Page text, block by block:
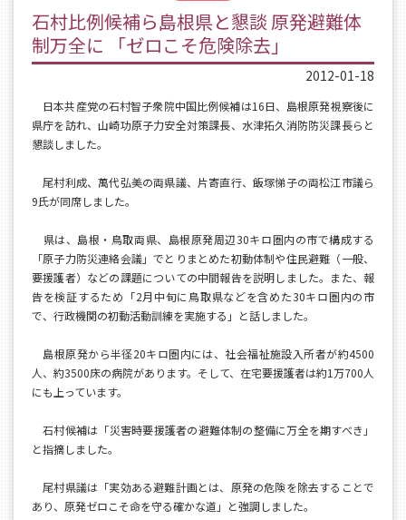
石村比例候補ら島根県と懇談 原発避難体
制万全に 「ゼロこそ危険除去」
2012-01-18
日本共産党の石村智子衆院中国比例候補は16日、島根原発視察後に
県庁を訪れ、山崎功原子力安全対策課長、水津拓久消防防災課長らと
懇談しました。
尾村利成、萬代弘美の両県議、片寄直行、飯塚悌子の両松江市議ら
9氏が同席しました。
県は、島根・鳥取両県、島根原発周辺30キロ圏内の市で構成する
「原子力防災連絡会議」でとりまとめた初動体制や住民避難（一般、
要援護者）などの課題についての中間報告を説明しました。また、報
告を検証するため「2月中旬に鳥取県などを含めた30キロ圏内の市
で、行政機関の初動活動訓練を実施する」と話しました。
島根原発から半径20キロ圏内には、社会福祉施設入所者が約4500
人、約3500床の病院があります。そして、在宅要援護者は約1万700人
にも上っています。
石村候補は「災害時要援護者の避難体制の整備に万全を期すべき」
と指摘しました。
尾村県議は「実効ある避難計画とは、原発の危険を除去することで
あり、原発ゼロこそ命を守る確かな道」と強調しました。